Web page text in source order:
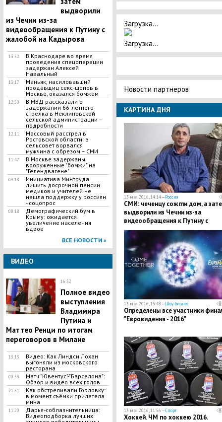
выдворили
из Чечни из-за
видеообращения к Путину с
жалобой на Кадырова
13:52
В Краснодаре во время
проведения спецоперации
задержан Алексей
Навальный
13:17
Маньяк, насиловавший
продавщиц секс-шопов в
Москве, оказался бомжем
12:50
В МВД рассказали о
задержании 66-летнего
стрелка в Неклиновской
сельской администрации –
подробности
12:11
Массовый расстрел в
Ростовской области: в
сельсовет ворвался
мужчина с обрезом – СМИ
11:47
В Москве задержаны
вооруженные "бомжи" на
"Гелендвагене"
09:18
Инициатива Минтруда
лишить досрочной пенсии
медиков и учителей не
нашла поддержку у россиян
- соцопрос
08:18
Демографический бум в
Крыму: ожидается
увеличение населения
вдвое
ВСЕ НОВОСТИ »
ВИДЕО
16:52
Полное видео
выступления
Владимира
Путина и
Маттео Ренци по итогам
переговоров в Милане
13:13
Видео: Как Линдси Лохан
выгоняли из московского
ресторана
00:53
Матч "Ювентус"-"Барселона":
Обзор и видео всех голов
21:51
Как обстреливали Горловку:
в момент съёмки прилетела
мина
11:20
Дарья-соблазнительница:
Видеоподборка лучших
Загрузка...
Загрузка...
Новости партнеров
КАРТИНА ДНЯ
13 мая 2016, 14:14 —Россия
СМИ: чеченцу сожгли дом, а
выдворили из Чечни из-за
видеообращения к Путину с
жалобой на Кадырова
13 мая 2016, 13:48 —Шоу-бизнес
Определены все участники
"Евровидения - 2016"
13 мая 2016, 11:56 —Спорт
Хоккей. ЧМ по хоккею 2016.